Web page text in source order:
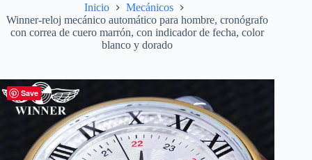
Inicio
Mecánicos
Winner-reloj mecánico automático para hombre, cronógrafo
con correa de cuero marrón, con indicador de fecha, color
blanco y dorado
Save